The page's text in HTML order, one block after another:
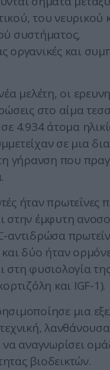
του νευρικού
συστήματος,
οργανικές και
μελέτη, οι
στο αίμα
4.934 άτομα
σε μια
γήρανση που
ήταν πρωτεΐνες
στην έμφυτη
αντιδρώσα
δύο ήταν
στη φυσιολογία
και IGF-1).
μια
αναγνωρίσει
βιοδεικτών.